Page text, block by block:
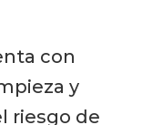
con
y
riesgo de